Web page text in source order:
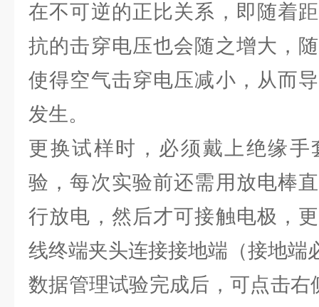
在不可逆的正比关系，即随着
抗的击穿电压也会随之增大，
使得空气击穿电压减小，从而
发生。
更换试样时，必须戴上绝缘
验，每次实验前还需用放电棒
行放电，然后才可接触电极，
线终端夹头连接接地端（接地端
数据管理试验完成后，可点击右